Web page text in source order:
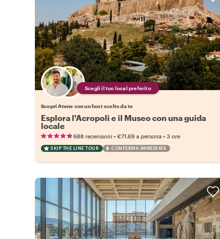
Scegli il tuo local preferito
Scopri Atene con un host scelto da te
Esplora l'Acropoli e il Museo con una guida
locale
688 recensioni • €71.69 a persona • 3 ore
SKIP THE LINE TOUR CONFERMA IMMEDIATA